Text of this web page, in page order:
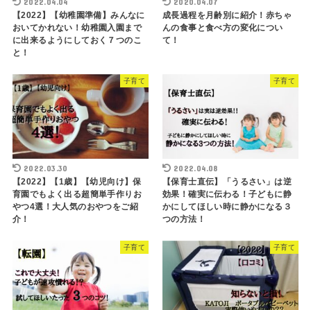
2022.04.04
【2022】【幼稚園準備】みんなに
おいてかれない！幼稚園入園まで
に出来るようにしておく７つのこ
と！
2020.04.07
成長過程を月齢別に紹介！赤ちゃ
んの食事と食べ方の変化につい
て！
子育て
2022.03.30
【2022】【1歳】【幼児向け】保
育園でもよく出る超簡単手作りお
やつ4選！大人気のおやつをご紹
介！
子育て
2022.04.08
【保育士直伝】「うるさい」は逆
効果！確実に伝わる！子どもに静
かにしてほしい時に静かになる３
つの方法！
子育て 子育て